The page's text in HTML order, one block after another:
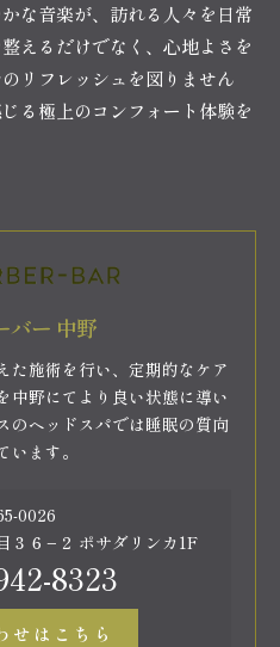
な音楽が、訪れる人々を日常
えるだけでなく、心地よさを
リフレッシュを図りません
る極上のコンフォート体験を
バー 中野
た施術を行い、定期的なケア
中野にてより良い状態に導い
のヘッドスパでは睡眠の質向
ます。
0026
３６−２ ポサダリンカ1F
8323
せはこちら